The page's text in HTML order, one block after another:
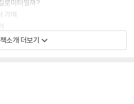
로미터일까?
가며
끝에 만나게 되는 경이로운 자연의 이야기
럼 담아낸
책소개 더보기